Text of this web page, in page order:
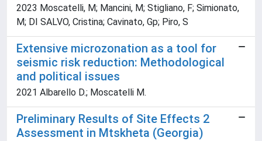
2023 Moscatelli, M; Mancini, M; Stigliano, F; Simionato,
M; DI SALVO, Cristina; Cavinato, Gp; Piro, S
Extensive microzonation as a tool for
seismic risk reduction: Methodological
and political issues
2021 Albarello D.; Moscatelli M.
Preliminary Results of Site Effects 2
Assessment in Mtskheta (Georgia)